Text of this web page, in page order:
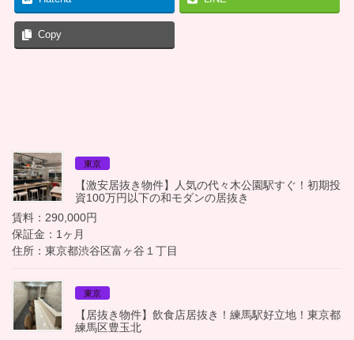
Copy
東京
【激安居抜き物件】人気の代々木公園駅すぐ！初期投
資100万円以下の和モダンの居抜き
賃料：290,000円
保証金：1ヶ月
住所：東京都渋谷区富ヶ谷１丁目
東京
【居抜き物件】飲食店居抜き！練馬駅好立地！東京都
練馬区豊玉北